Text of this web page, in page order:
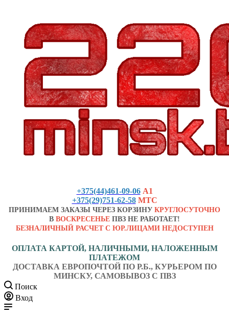
+375(44)461-09-06 А1
+375(29)751-62-58 МТС
ПРИНИМАЕМ ЗАКАЗЫ ЧЕРЕЗ КОРЗИНУ КРУГЛОСУТОЧНО
В ВОСКРЕСЕНЬЕ ПВЗ НЕ РАБОТАЕТ!
БЕЗНАЛИЧНЫЙ РАСЧЕТ С ЮР.ЛИЦАМИ НЕДОСТУПЕН
ОПЛАТА КАРТОЙ, НАЛИЧНЫМИ, НАЛОЖЕННЫМ
ПЛАТЕЖОМ
ДОСТАВКА ЕВРОПОЧТОЙ ПО Р.Б., КУРЬЕРОМ ПО
МИНСКУ, САМОВЫВОЗ С ПВЗ
Поиск
Вход